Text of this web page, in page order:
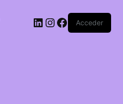
LinkedIn
Instagram
Facebook
Acceder